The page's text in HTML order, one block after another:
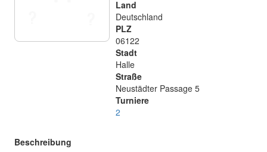
Land
Deutschland
PLZ
06122
Stadt
Halle
Straße
Neustädter Passage 5
Turniere
2
Beschreibung